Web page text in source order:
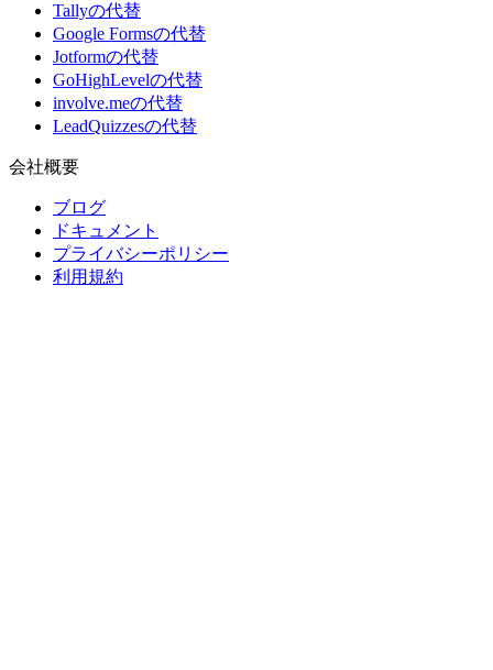
Tallyの代替
Google Formsの代替
Jotformの代替
GoHighLevelの代替
involve.meの代替
LeadQuizzesの代替
会社概要
ブログ
ドキュメント
プライバシーポリシー
利用規約